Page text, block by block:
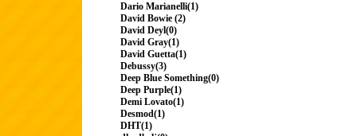
Dario Marianelli(1)
David Bowie (2)
David Deyl(0)
David Gray(1)
David Guetta(1)
Debussy(3)
Deep Blue Something(0)
Deep Purple(1)
Demi Lovato(1)
Desmod(1)
DHT(1)